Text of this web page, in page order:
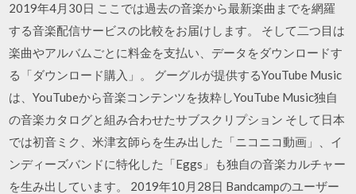
2019年4月30日 ここでは過去の音楽から最新楽曲までを網羅
する音楽配信サービスの比較をお届けします。 そして二つ目は
楽曲やアルバムごとに料金を支払い、データをダウンロードす
る「ダウンロード購入」。 グーグルが提供するYouTube Music
は、YouTubeから音楽コンテンツを抜粋しYouTube Music独自
の音楽カタログと組み合わせたサブスクリプション そして日本
では初音ミク、米津玄師らを生み出した「ニコニコ動画」、イ
ンディーズバンドに特化した「Eggs」も独自の音楽カルチャー
を生み出しています。 2019年10月28日 Bandcampのユーザー